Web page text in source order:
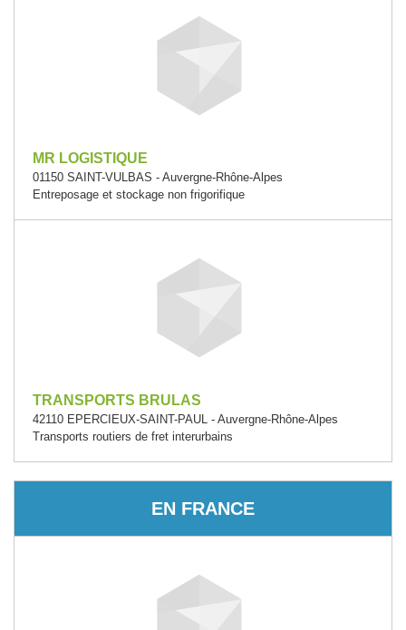
MR LOGISTIQUE
01150 SAINT-VULBAS - Auvergne-Rhône-Alpes
Entreposage et stockage non frigorifique
TRANSPORTS BRULAS
42110 EPERCIEUX-SAINT-PAUL - Auvergne-Rhône-Alpes
Transports routiers de fret interurbains
EN FRANCE